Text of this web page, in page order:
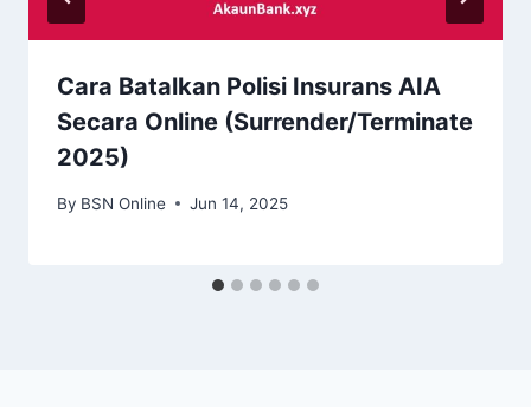
Cara Batalkan Polisi Insurans AIA
Secara Online (Surrender/Terminate
2025)
By BSN Online Jun 14, 2025